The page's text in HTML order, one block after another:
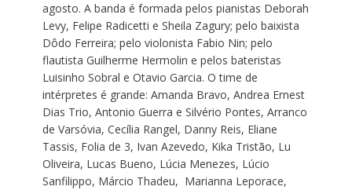
agosto. A banda é formada pelos pianistas Deborah
Levy, Felipe Radicetti e Sheila Zagury; pelo baixista
Dôdo Ferreira; pelo violonista Fabio Nin; pelo
flautista Guilherme Hermolin e pelos bateristas
Luisinho Sobral e Otavio Garcia. O time de
intérpretes é grande: Amanda Bravo, Andrea Ernest
Dias Trio, Antonio Guerra e Silvério Pontes, Arranco
de Varsóvia, Cecília Rangel, Danny Reis, Eliane
Tassis, Folia de 3, Ivan Azevedo, Kika Tristão, Lu
Oliveira, Lucas Bueno, Lúcia Menezes, Lúcio
Sanfilippo, Márcio Thadeu, Marianna Leporace,